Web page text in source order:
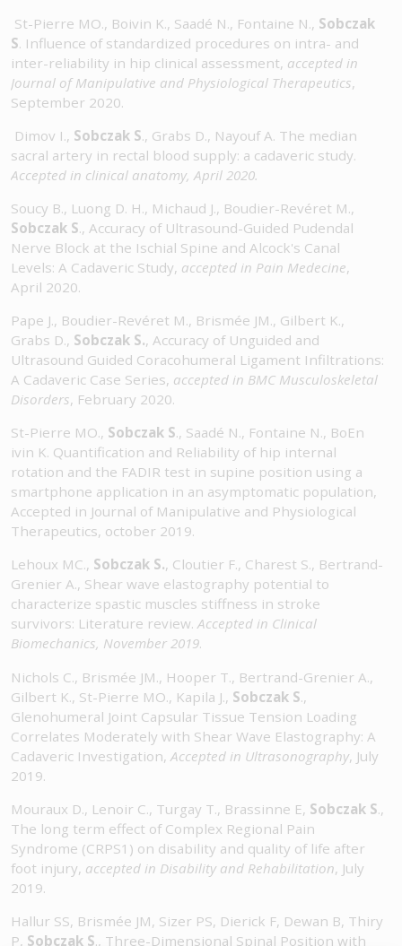
St-Pierre MO., Boivin K., Saadé N., Fontaine N., Sobczak
S. Influence of standardized procedures on intra- and
inter-reliability in hip clinical assessment, accepted in
Journal of Manipulative and Physiological Therapeutics,
September 2020.
Dimov I., Sobczak S., Grabs D., Nayouf A. The median
sacral artery in rectal blood supply: a cadaveric study.
Accepted in clinical anatomy, April 2020.
Soucy B., Luong D. H., Michaud J., Boudier-Revéret M.,
Sobczak S., Accuracy of Ultrasound-Guided Pudendal
Nerve Block at the Ischial Spine and Alcock's Canal
Levels: A Cadaveric Study, accepted in Pain Medecine,
April 2020.
Pape J., Boudier-Revéret M., Brismée JM., Gilbert K.,
Grabs D., Sobczak S., Accuracy of Unguided and
Ultrasound Guided Coracohumeral Ligament Infiltrations:
A Cadaveric Case Series, accepted in BMC Musculoskeletal
Disorders, February 2020.
St-Pierre MO., Sobczak S., Saadé N., Fontaine N., BoEn
ivin K. Quantification and Reliability of hip internal
rotation and the FADIR test in supine position using a
smartphone application in an asymptomatic population,
Accepted in Journal of Manipulative and Physiological
Therapeutics, october 2019.
Lehoux MC., Sobczak S., Cloutier F., Charest S., Bertrand-
Grenier A., Shear wave elastography potential to
characterize spastic muscles stiffness in stroke
survivors: Literature review.Accepted in Clinical
Biomechanics, November 2019.
Nichols C., Brismée JM., Hooper T., Bertrand-Grenier A.,
Gilbert K., St-Pierre MO., Kapila J., Sobczak S.,
Glenohumeral Joint Capsular Tissue Tension Loading
Correlates Moderately with Shear Wave Elastography: A
Cadaveric Investigation, Accepted in Ultrasonography, July
2019.
Mouraux D., Lenoir C., Turgay T., Brassinne E, Sobczak S.,
The long term effect of Complex Regional Pain
Syndrome (CRPS1) on disability and quality of life after
foot injury, accepted in Disability and Rehabilitation, July
2019.
Hallur SS, Brismée JM, Sizer PS, Dierick F, Dewan B, Thiry
P, Sobczak S., Three-Dimensional Spinal Position with